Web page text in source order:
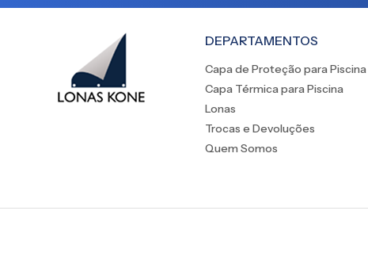
DEPARTAMENTOS
Capa de Proteção para Piscina
Capa Térmica para Piscina
Lonas
Trocas e Devoluções
Quem Somos